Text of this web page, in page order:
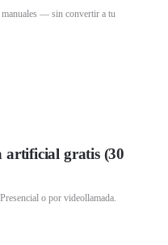
manuales — sin convertir a tu
artificial gratis (30
o por videollamada.